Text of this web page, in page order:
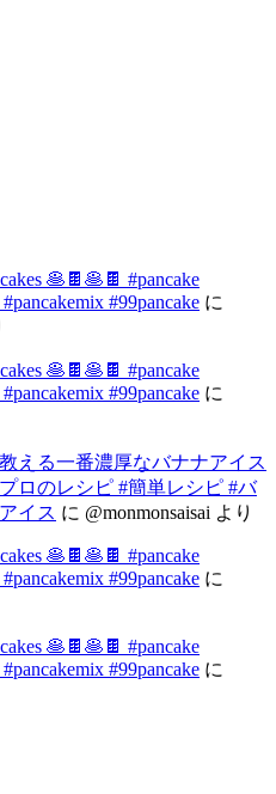
🥞🍫🥞🍫 #pancake
#99pancake に
🥞🍫🥞🍫 #pancake
#99pancake に
える一番濃厚なバナナアイス
ロのレシピ #簡単レシピ #バ
イス に @monmonsaisai より
🥞🍫🥞🍫 #pancake
#99pancake に
🥞🍫🥞🍫 #pancake
#99pancake に